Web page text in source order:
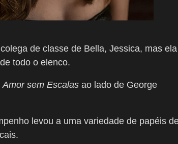
de classe de Bella, Jessica, mas ela
todo o elenco.
Amor sem Escalas ao lado de George
levou a uma variedade de papéis